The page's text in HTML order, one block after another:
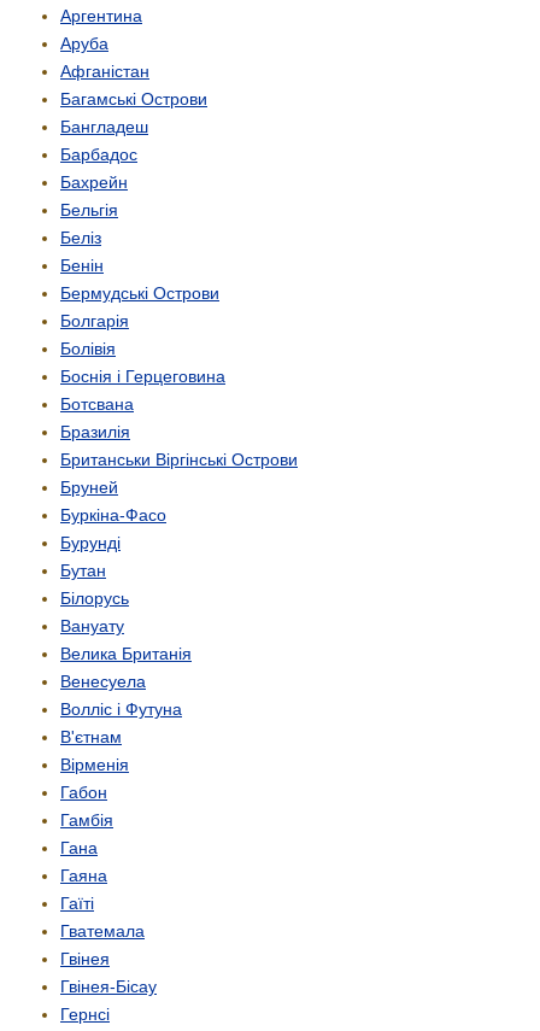
Аргентина
Аруба
Афганістан
Багамські Острови
Бангладеш
Барбадос
Бахрейн
Бельгія
Беліз
Бенін
Бермудські Острови
Болгарія
Болівія
Боснія і Герцеговина
Ботсвана
Бразилія
Британськи Віргінські Острови
Бруней
Буркіна-Фасо
Бурунді
Бутан
Білорусь
Вануату
Велика Британія
Венесуела
Волліс і Футуна
В'єтнам
Вірменія
Габон
Гамбія
Гана
Гаяна
Гаїті
Гватемала
Гвінея
Гвінея-Бісау
Гернсі